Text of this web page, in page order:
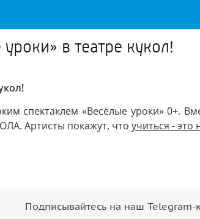
в театре кукол!
спектаклем «Весёлые уроки» 0+.
Артисты покажут, что учиться - это
Подписывайтесь на наш Telegram-